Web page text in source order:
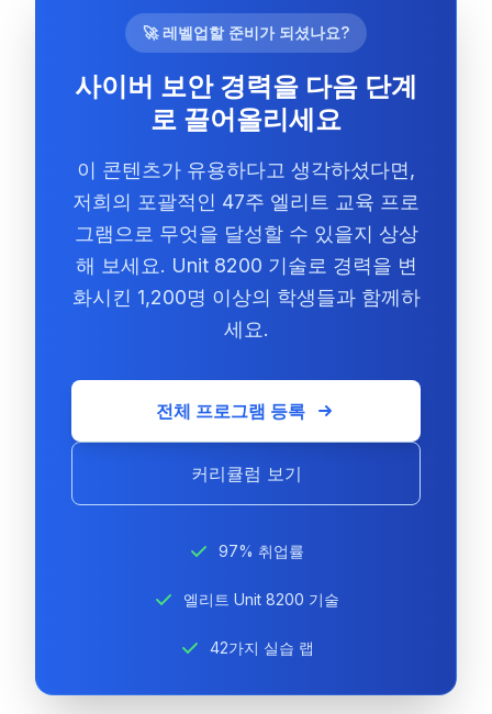
🚀 레벨업할 준비가 되셨나요?
사이버 보안 경력을 다음 단계
로 끌어올리세요
이 콘텐츠가 유용하다고 생각하셨다면,
저희의 포괄적인 47주 엘리트 교육 프로
그램으로 무엇을 달성할 수 있을지 상상
해 보세요. Unit 8200 기술로 경력을 변
화시킨 1,200명 이상의 학생들과 함께하
세요.
전체 프로그램 등록
커리큘럼 보기
97% 취업률
엘리트 Unit 8200 기술
42가지 실습 랩